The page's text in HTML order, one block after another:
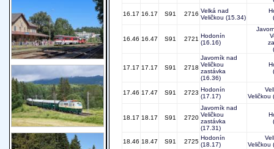
16.17 16.17 S91 2716 Velká nad
Veličkou (15.34)
16.46 16.47 S91 2721 Hodonín
(16.16)
17.17 17.17 S91 2718
Javorník nad
Veličkou
zastávka
(16.36)
17.46 17.47 S91 2723 Hodonín
(17.17)
Veličkou
18.17 18.17 S91 2720
Javorník nad
Veličkou
zastávka
(17.31)
18.46 18.47 S91 2725
Hodonín
(18.17)
Veličkou